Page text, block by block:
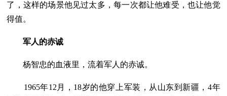
了，这样的场景他见过太多，每一次都让他难受，也让他觉
得值。
军人的赤诚
杨智忠的血液里，流着军人的赤诚。
1965年12月，18岁的他穿上军装，从山东到新疆，4年